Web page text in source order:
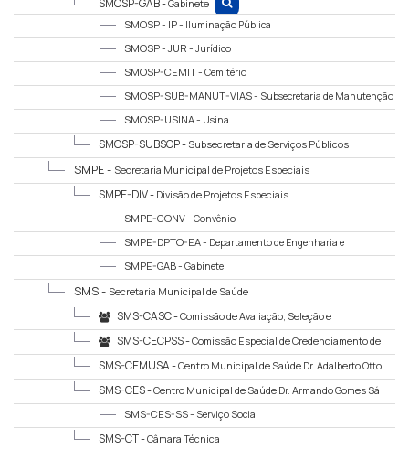
SMOSP-GAB -Gabinete
SMOSP - IP - Iluminação Pública
SMOSP - JUR - Jurídico
SMOSP-CEMIT - Cemitério
SMOSP-SUB-MANUT-VIAS - Subsecretaria de Manutenção
SMOSP-USINA - Usina
SMOSP-SUBSOP - Subsecretaria de Serviços Públicos
SMPE - Secretaria Municipal de Projetos Especiais
SMPE-DIV - Divisão de Projetos Especiais
SMPE-CONV - Convênio
SMPE-DPTO-EA - Departamento de Engenharia e
SMPE-GAB - Gabinete
SMS - Secretaria Municipal de Saúde
SMS-CASC -Comissão de Avaliação, Seleção e
Credenciamento
SMS-CECPSS -Comissão Especial de Credenciamento de
Prestadores de Serviços de Saúde
SMS-CEMUSA -Centro Municipal de Saúde Dr. Adalberto Otto
SMS-CES -Centro Municipal de Saúde Dr. Armando Gomes Sá
SMS-CES-SS - Serviço Social
SMS-CT -Câmara Técnica